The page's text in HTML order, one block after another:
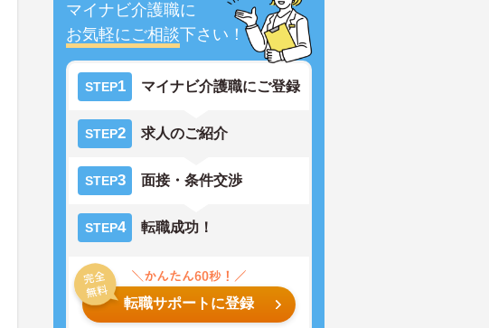
マイナビ介護職に
お気軽にご相談下さい！
STEP1 マイナビ介護職にご登録
STEP2 求人のご紹介
STEP3 面接・条件交渉
STEP4 転職成功！
転職サポートに登録